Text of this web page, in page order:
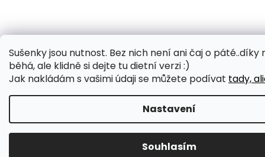
Sušenky jsou nutnost. Bez nich není ani čaj o páté..díky
běhá, ale klidně si dejte tu dietní verzi :)
Jak nakládám s vašimi údaji se můžete podívat tady,
Nastavení
Souhlasím